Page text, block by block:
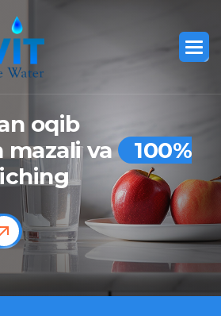
oqib
mazali va
100%